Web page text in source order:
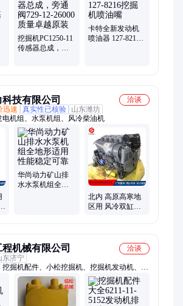
总成、挖掘机链轨总成
挖掘机PC1250-11
传感器总成，旁
卡特全新发动机
喷油器 127-8216
技有限公司
洽谈
迅速 真实性已核验
山东潍坊
电机组、水泵机组、风冷柴油机
华尚动力矿山排
水水泵机组全地
北内 高原高寒地
区用 风冷双缸
机械有限公司
洽谈
东济宁
掘机配件、小松挖掘机、挖掘机发动机、
掘机回转、小松液压配件、小松纯正配件、挖
泵伺服阀、伺服阀提升器、皮带张紧轮